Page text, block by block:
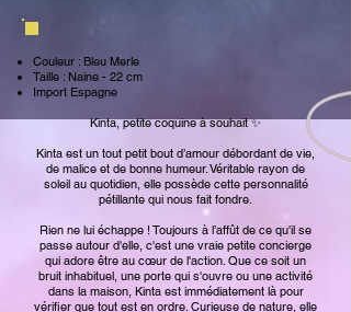
Couleur : Bleu Merle
Taille : Naine - 22 cm
Import Espagne
Kinta, petite coquine à souhait ✨
Kinta est un tout petit bout d’amour débordant de vie,
de malice et de bonne humeur. Véritable rayon de
soleil au quotidien, elle possède cette personnalité
pétillante qui nous fait fondre.
Rien ne lui échappe ! Toujours à l’affût de ce qu'il se
passe autour d'elle, c'est une vraie petite concierge
qui adore être au cœur de l'action. Que ce soit un
bruit inhabituel, une porte qui s'ouvre ou une activité
dans la maison, Kinta est immédiatement là pour
vérifier que tout est en ordre. Curieuse de nature, elle